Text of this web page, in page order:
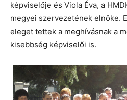
képviselője és Viola Éva, a
megyei szervezetének elnöke.
eleget tettek a meghívásnak a
kisebbség képviselői is.